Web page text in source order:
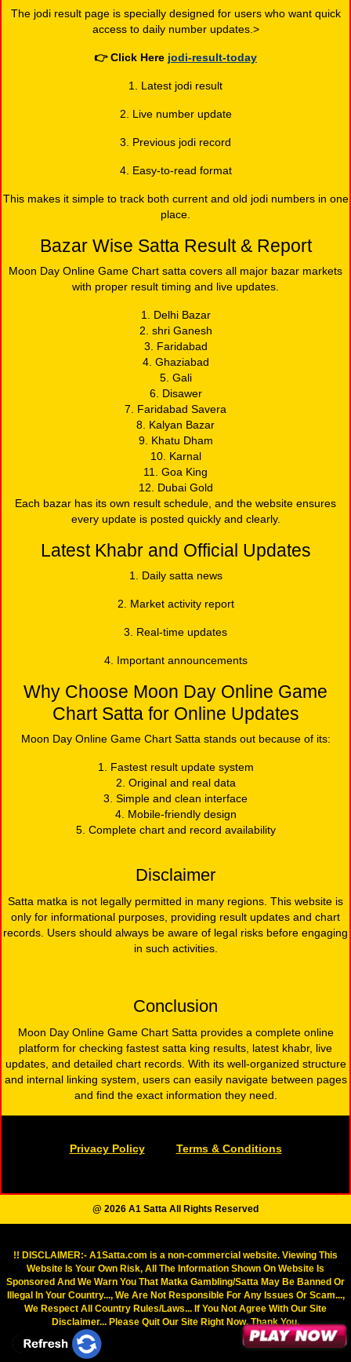
The jodi result page is specially designed for users who want quick
access to daily number updates.>
👉Click Here jodi-result-today
1. Latest jodi result
2. Live number update
3. Previous jodi record
4. Easy-to-read format
This makes it simple to track both current and old jodi numbers in one
place.
Bazar Wise Satta Result & Report
Moon Day Online Game Chart satta covers all major bazar markets
with proper result timing and live updates.
1. Delhi Bazar
2. shri Ganesh
3. Faridabad
4. Ghaziabad
5. Gali
6. Disawer
7. Faridabad Savera
8. Kalyan Bazar
9. Khatu Dham
10. Karnal
11. Goa King
12. Dubai Gold
Each bazar has its own result schedule, and the website ensures
every update is posted quickly and clearly.
Latest Khabr and Official Updates
1. Daily satta news
2. Market activity report
3. Real-time updates
4. Important announcements
Why Choose Moon Day Online Game
Chart Satta for Online Updates
Moon Day Online Game Chart Satta stands out because of its:
1. Fastest result update system
2. Original and real data
3. Simple and clean interface
4. Mobile-friendly design
5. Complete chart and record availability
Disclaimer
Satta matka is not legally permitted in many regions. This website is
only for informational purposes, providing result updates and chart
records. Users should always be aware of legal risks before engaging
in such activities.
Conclusion
Moon Day Online Game Chart Satta provides a complete online
platform for checking fastest satta king results, latest khabr, live
updates, and detailed chart records. With its well-organized structure
and internal linking system, users can easily navigate between pages
and find the exact information they need.
Privacy Policy Terms & Conditions
@ 2026 A1 Satta All Rights Reserved
!! DISCLAIMER:- A1Satta.com is a non-commercial website. Viewing This
Website Is Your Own Risk, All The Information Shown On Website Is
Sponsored And We Warn You That Matka Gambling/Satta May Be Banned Or
Illegal In Your Country..., We Are Not Responsible For Any Issues Or Scam...,
We Respect All Country Rules/Laws... If You Not Agree With Our Site
Disclaimer... Please Quit Our Site Right Now. Thank You.